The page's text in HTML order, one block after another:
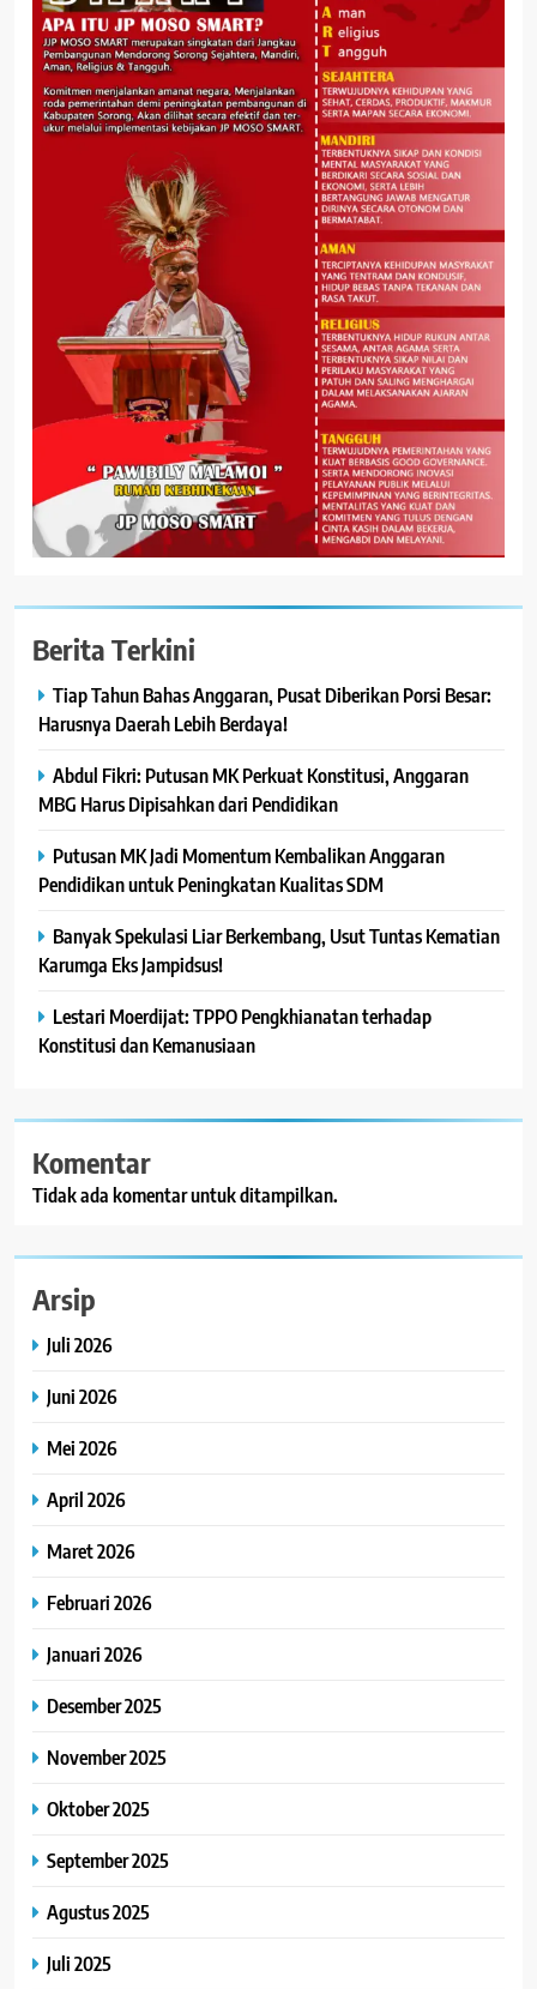
Berita Terkini
Tiap Tahun Bahas Anggaran, Pusat Diberikan Porsi Besar:
Harusnya Daerah Lebih Berdaya!
Abdul Fikri: Putusan MK Perkuat Konstitusi, Anggaran
MBG Harus Dipisahkan dari Pendidikan
Putusan MK Jadi Momentum Kembalikan Anggaran
Pendidikan untuk Peningkatan Kualitas SDM
Banyak Spekulasi Liar Berkembang, Usut Tuntas Kematian
Karumga Eks Jampidsus!
Lestari Moerdijat: TPPO Pengkhianatan terhadap
Konstitusi dan Kemanusiaan
Komentar
Tidak ada komentar untuk ditampilkan.
Arsip
Juli 2026
Juni 2026
Mei 2026
April 2026
Maret 2026
Februari 2026
Januari 2026
Desember 2025
November 2025
Oktober 2025
September 2025
Agustus 2025
Juli 2025